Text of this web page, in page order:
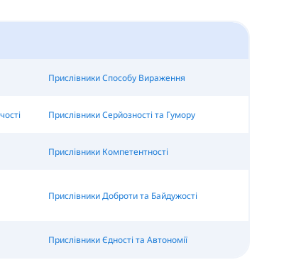
Прислівники Способу Вираження
Прислівники Серйозності та Гумору
Прислівники Компетентності
Прислівники Доброти та Байдужості
Прислівники Єдності та Автономії